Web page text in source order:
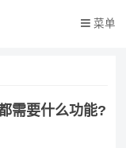
菜单
需要什么功能?